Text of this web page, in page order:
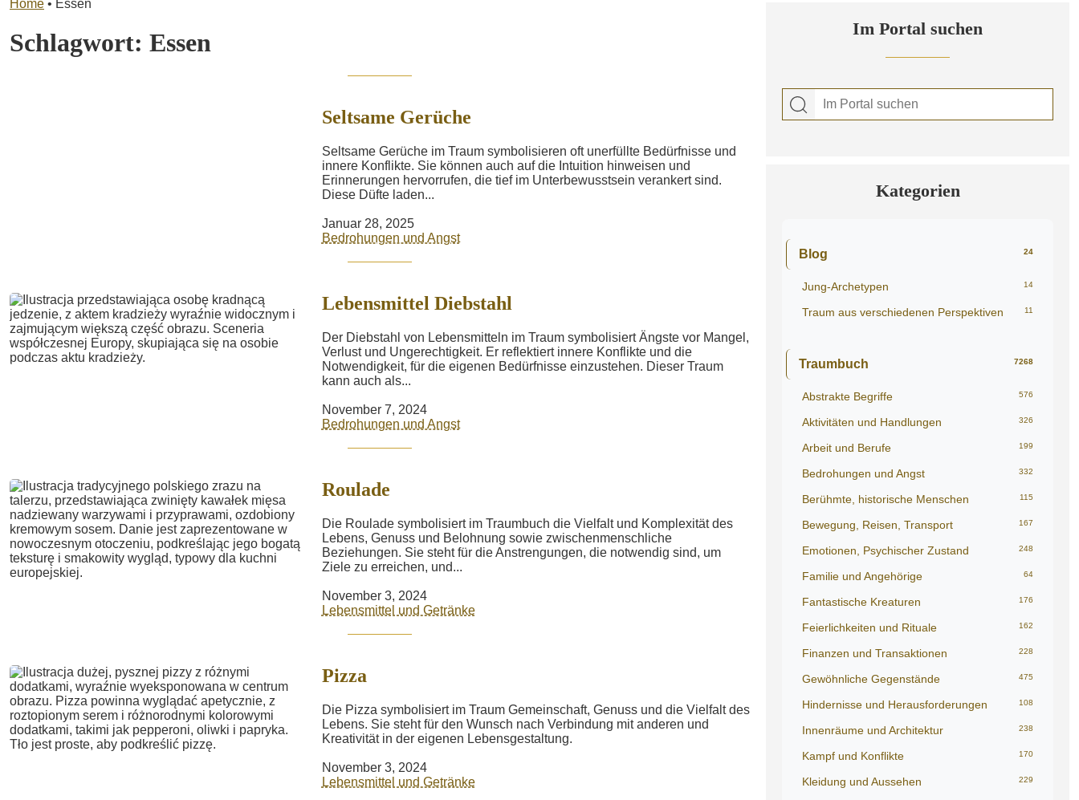
Home • Essen
Schlagwort: Essen
Seltsame Gerüche
Seltsame Gerüche im Traum symbolisieren oft unerfüllte Bedürfnisse und
innere Konflikte. Sie können auch auf die Intuition hinweisen und
Erinnerungen hervorrufen, die tief im Unterbewusstsein verankert sind.
Diese Düfte laden...
Januar 28, 2025
Bedrohungen und Angst
Lebensmittel Diebstahl
Der Diebstahl von Lebensmitteln im Traum symbolisiert Ängste vor Mangel,
Verlust und Ungerechtigkeit. Er reflektiert innere Konflikte und die
Notwendigkeit, für die eigenen Bedürfnisse einzustehen. Dieser Traum
kann auch als...
November 7, 2024
Bedrohungen und Angst
Roulade
Die Roulade symbolisiert im Traumbuch die Vielfalt und Komplexität des
Lebens, Genuss und Belohnung sowie zwischenmenschliche
Beziehungen. Sie steht für die Anstrengungen, die notwendig sind, um
Ziele zu erreichen, und...
November 3, 2024
Lebensmittel und Getränke
Pizza
Die Pizza symbolisiert im Traum Gemeinschaft, Genuss und die Vielfalt des
Lebens. Sie steht für den Wunsch nach Verbindung mit anderen und
Kreativität in der eigenen Lebensgestaltung.
November 3, 2024
Lebensmittel und Getränke
Im Portal suchen
Kategorien
Blog 24
Jung-Archetypen 14
Traum aus verschiedenen Perspektiven 11
Traumbuch 7268
Abstrakte Begriffe 576
Aktivitäten und Handlungen 326
Arbeit und Berufe 199
Bedrohungen und Angst 332
Berühmte, historische Menschen 115
Bewegung, Reisen, Transport 167
Emotionen, Psychischer Zustand 248
Familie und Angehörige 64
Fantastische Kreaturen 176
Feierlichkeiten und Rituale 162
Finanzen und Transaktionen 228
Gewöhnliche Gegenstände 475
Hindernisse und Herausforderungen 108
Innenräume und Architektur 238
Kampf und Konflikte 170
Kleidung und Aussehen 229